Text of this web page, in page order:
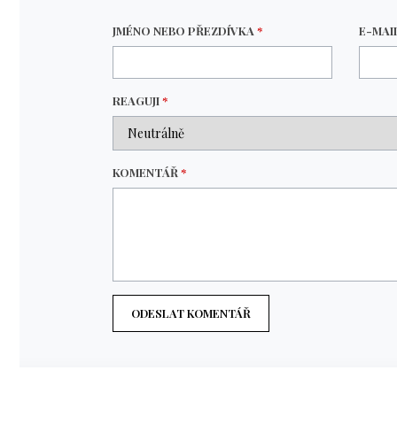
JMÉNO NEBO PŘEZDÍVKA* E-
REAGUJI*
KOMENTÁŘ*
ODESLAT KOMENTÁŘ